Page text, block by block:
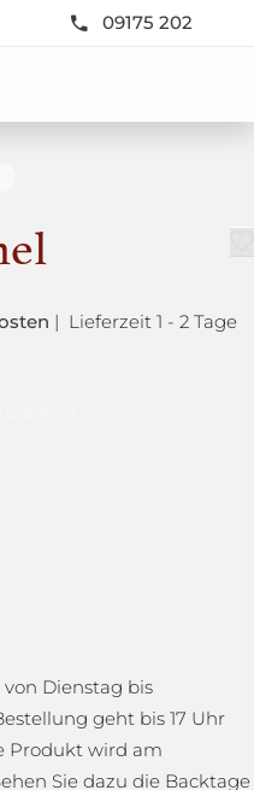
09175 202
| Lieferzeit 1 - 2 Tage
Dienstag bis
geht bis 17 Uhr
Produkt wird am
Sie dazu die Backtage